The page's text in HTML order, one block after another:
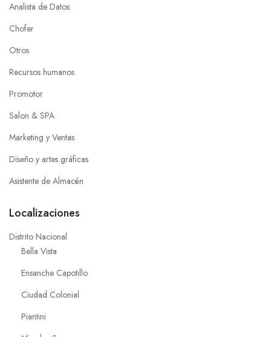
Analista de Datos
Chofer
Otros
Recursos humanos
Promotor
Salon & SPA
Marketing y Ventas
Diseño y artes gráficas
Asistente de Almacén
Localizaciones
Distrito Nacional
Bella Vista
Ensanche Capotillo
Ciudad Colonial
Piantini